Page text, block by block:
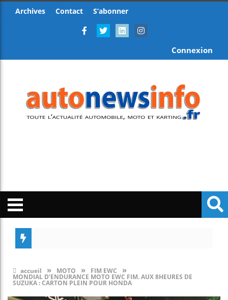
Archives Contact S’abonner
Connexion
accueil » MOTO » FIM EWC »
MONDIAL D’ENDURANCE MOTO EWC FIM. AUX 8HEURES DE
SUZUKA : CARTON PLEIN POUR HONDA